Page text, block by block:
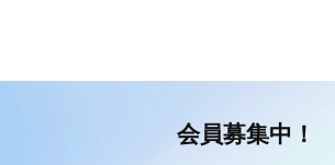
会員募集中！